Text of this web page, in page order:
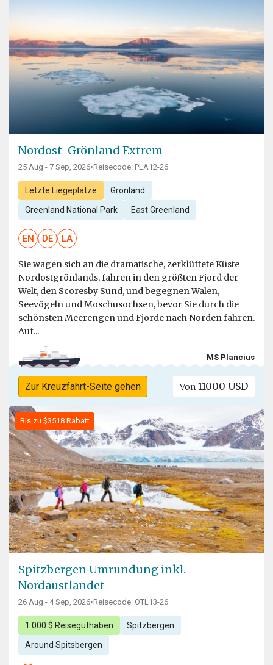
Nordost-Grönland Extrem
25 Aug - 7 Sep, 2026•Reisecode: PLA12-26
Letzte Liegeplätze Grönland
Greenland National Park East Greenland
EN DE LA
Sie wagen sich an die dramatische, zerklüftete Küste
Nordostgrönlands, fahren in den größten Fjord der
Welt, den Scoresby Sund, und begegnen Walen,
Seevögeln und Moschusochsen, bevor Sie durch die
schönsten Meerengen und Fjorde nach Norden fahren.
Auf...
MS Plancius
Zur Kreuzfahrt-Seite gehen Von 11000 USD
Bis zu $3518 Rabatt
Spitzbergen Umrundung inkl.
Nordaustlandet
26 Aug - 4 Sep, 2026•Reisecode: OTL13-26
1.000 $ Reiseguthaben Spitzbergen
Around Spitsbergen